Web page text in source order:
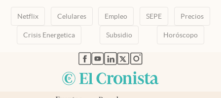
Netflix Celulares Empleo SEPE Precios
Crisis Energetica Subsidio Horóscopo
abre en nueva pestaña
abre en nueva pestaña
abre en nueva pestaña
abre en nueva pestaña
abre en nueva pestaña